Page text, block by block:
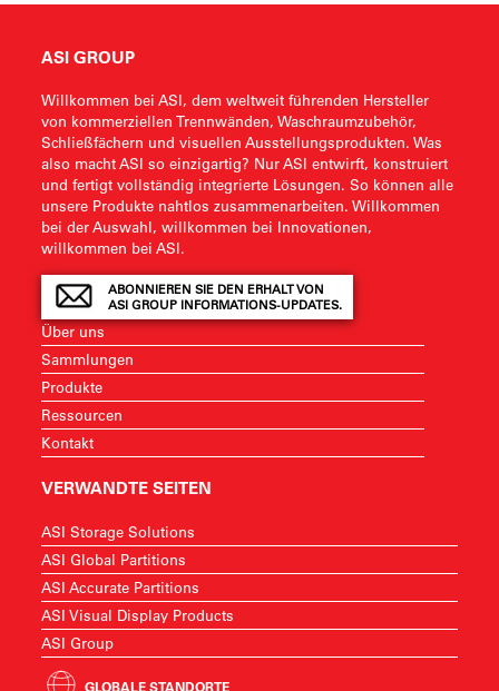
ASI GROUP
Willkommen bei ASI, dem weltweit führenden Hersteller
von kommerziellen Trennwänden, Waschraumzubehör,
Schließfächern und visuellen Ausstellungsprodukten. Was
also macht ASI so einzigartig? Nur ASI entwirft, konstruiert
und fertigt vollständig integrierte Lösungen. So können alle
unsere Produkte nahtlos zusammenarbeiten. Willkommen
bei der Auswahl, willkommen bei Innovationen,
willkommen bei ASI.
ABONNIEREN SIE DEN ERHALT VON
ASI GROUP INFORMATIONS-UPDATES.
Über uns
Sammlungen
Produkte
Ressourcen
Kontakt
VERWANDTE SEITEN
ASI Storage Solutions
ASI Global Partitions
ASI Accurate Partitions
ASI Visual Display Products
ASI Group
GLOBALE STANDORTE